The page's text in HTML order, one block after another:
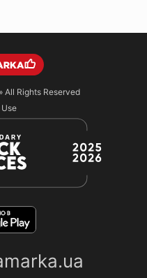
All Rights Reserved